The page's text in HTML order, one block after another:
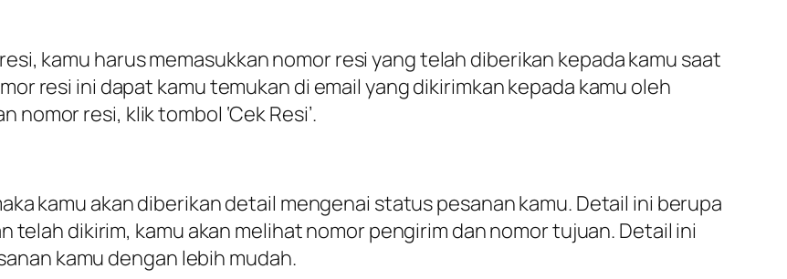
kamu harus memasukkan nomor resi yang telah diberikan kepada kamu saat
resi ini dapat kamu temukan di email yang dikirimkan kepada kamu oleh
resi, klik tombol ‘Cek Resi’.
kamu akan diberikan detail mengenai status pesanan kamu. Detail ini berupa
telah dikirim, kamu akan melihat nomor pengirim dan nomor tujuan. Detail ini
kamu dengan lebih mudah.